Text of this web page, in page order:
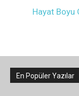
Hayat Boyu
En Popüler Yazılar